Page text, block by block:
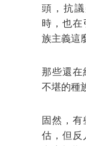
頭，抗
時，也在
族主義這
那些還在
不堪的種
固然，有
估，但反